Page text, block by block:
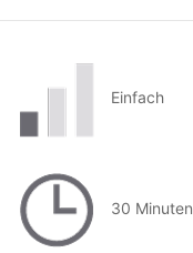
Einfach
30 Minuten